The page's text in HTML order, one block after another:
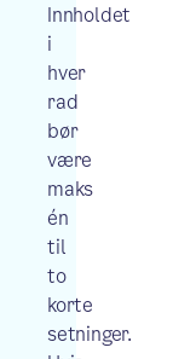
Innholdet
i
hver
rad
bør
være
maks
én
til
to
korte
setninger.